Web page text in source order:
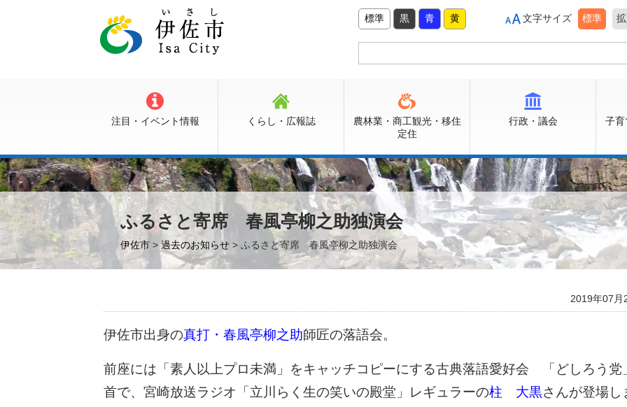
標準 黒 青 黄 文字サイズ 標準
注目・イベント情報 くらし・広報誌
農林業・商工観光・移住
定住
行政・議会 子育
ふるさと寄席 春風亭柳之助独演会
伊佐市 >過去のお知らせ > ふるさと寄席 春風亭柳之助独演会
2019年07月
伊佐市出身の真打・春風亭柳之助師匠の落語会。
前座には「素人以上プロ未満」をキャッチコピーにする古典落語愛好会 「どしろう党
首で、宮崎放送ラジオ「立川らく生の笑いの殿堂」レギュラーの柱 大黒さんが登場し